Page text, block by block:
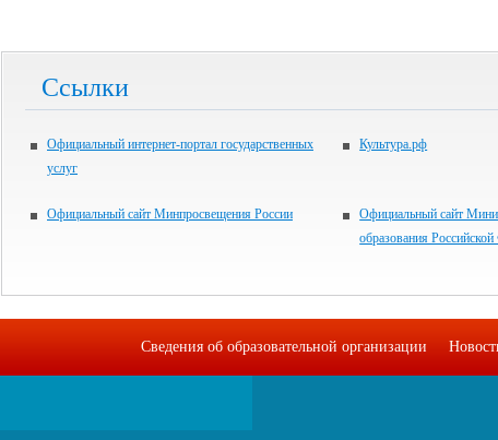
Ссылки
Официальный интернет-портал государственных
услуг
Культура.рф
Официальный сайт Минпросвещения России
Официальный сайт
образования
Сведения об образовательной организации